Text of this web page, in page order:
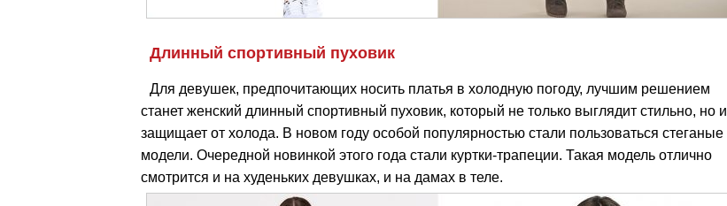
Длинный спортивный пуховик
Для девушек, предпочитающих носить платья в холодную погоду, лучшим решением
станет женский длинный спортивный пуховик, который не только выглядит стильно, но и
защищает от холода. В новом году особой популярностью стали пользоваться стеганые
модели. Очередной новинкой этого года стали куртки-трапеции. Такая модель отлично
смотрится и на худеньких девушках, и на дамах в теле.